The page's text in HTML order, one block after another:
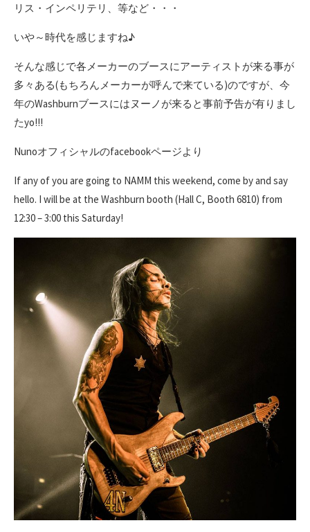
リス・インペリテリ、等など・・・
いや～時代を感じますね♪
そんな感じで各メーカーのブースにアーティストが来る事が
多々ある(もちろんメーカーが呼んで来ている)のですが、今
年のWashburnブースにはヌーノが来ると事前予告が有りまし
たyo!!!
Nunoオフィシャルのfacebookページより
If any of you are going to NAMM this weekend, come by and say
hello. I will be at the Washburn booth (Hall C, Booth 6810) from
12:30 – 3:00 this Saturday!